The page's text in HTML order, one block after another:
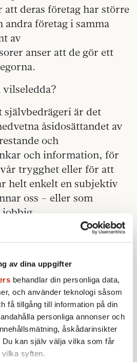
av dina uppgifter
behandlar din personliga data,
och använder teknologi såsom
få tillgång till information på din
personliga annonser och
åskådarinsikter
kan själv välja vilka som får
vilka syften.
deras företag har större
andra företag i samma
av
anser att de gör ett
självbedrägeri är det
åsidosättandet av
och
och information, för
trygghet eller för att
helt enkelt en subjektiv
oss – eller som
– fnurror på den
tendensen att omedvetet
som bekräftar den
vi inte andra på
inte oftast. Vi
långt utvecklade